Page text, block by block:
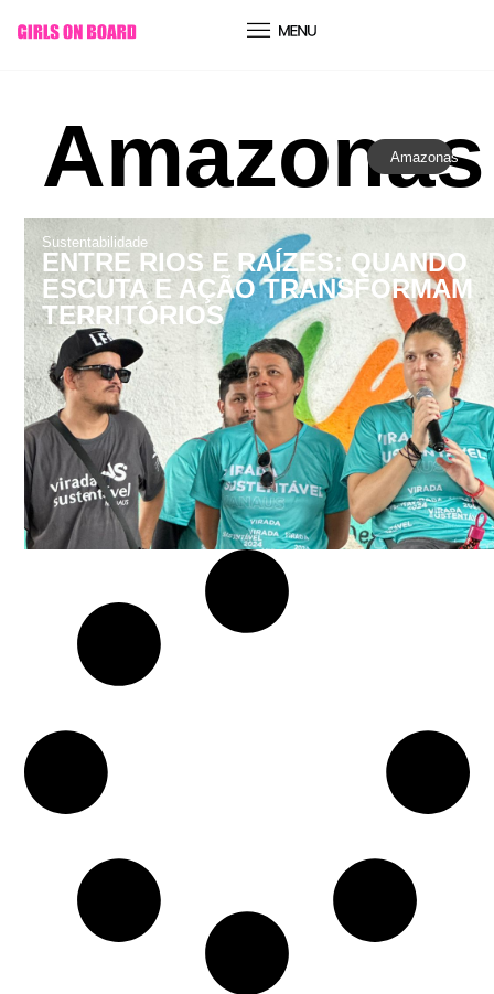
conteúdo
Amazonas
Amazonas
Sustentabilidade
ENTRE RIOS E RAÍZES: QUANDO
ESCUTA E AÇÃO TRANSFORMAM
TERRITÓRIOS